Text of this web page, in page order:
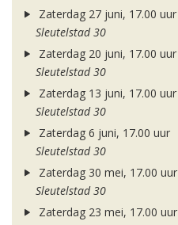
Zaterdag 27 juni, 17.00 uur
Sleutelstad 30
Zaterdag 20 juni, 17.00 uur
Sleutelstad 30
Zaterdag 13 juni, 17.00 uur
Sleutelstad 30
Zaterdag 6 juni, 17.00 uur
Sleutelstad 30
Zaterdag 30 mei, 17.00 uur
Sleutelstad 30
Zaterdag 23 mei, 17.00 uur